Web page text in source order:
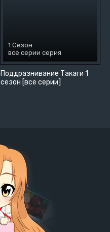
Поддразнивание Такаги 1
сезон [все серии]
1 Сезон
все серии серия